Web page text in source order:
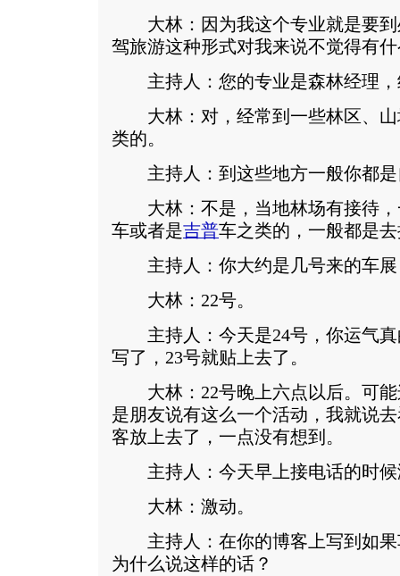
大林：因为我这个专业就是要到
驾旅游这种形式对我来说不觉得有
主持人：您的专业是森林经理，
大林：对，经常到一些林区、山
类的。
主持人：到这些地方一般你都是
大林：不是，当地林场有接待，
车或者是吉普车之类的，一般都是
主持人：你大约是几号来的车展
大林：22号。
主持人：今天是24号，你运气真
写了，23号就贴上去了。
大林：22号晚上六点以后。可能
是朋友说有这么一个活动，我就说
客放上去了，一点没有想到。
主持人：今天早上接电话的时候
大林：激动。
主持人：在你的博客上写到如果
为什么说这样的话？